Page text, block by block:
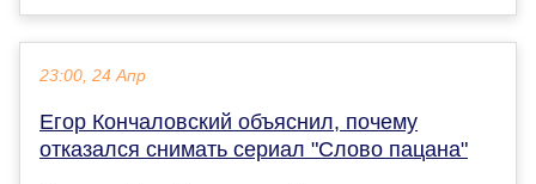
23:00, 24 Апр
Егор Кончаловский объяснил, почему
отказался снимать сериал "Слово пацана"